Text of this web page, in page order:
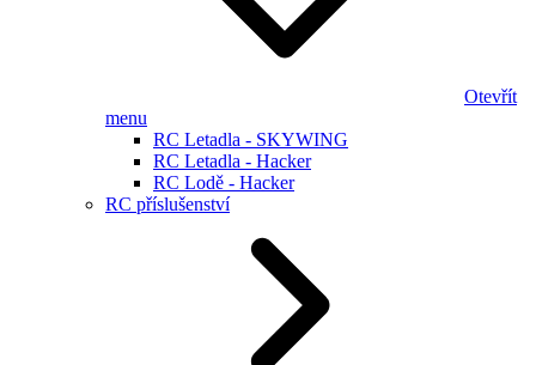
Otevřít
menu
RC Letadla - SKYWING
RC Letadla - Hacker
RC Lodě - Hacker
RC příslušenství